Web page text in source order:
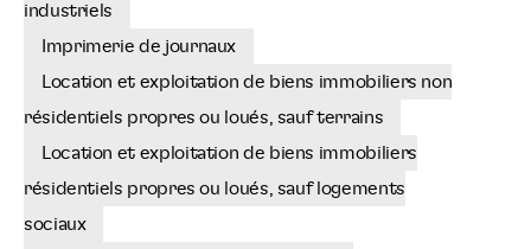
industriels
Imprimerie de journaux
Location et exploitation de biens immobiliers non
résidentiels propres ou loués, sauf terrains
Location et exploitation de biens immobiliers
résidentiels propres ou loués, sauf logements
sociaux